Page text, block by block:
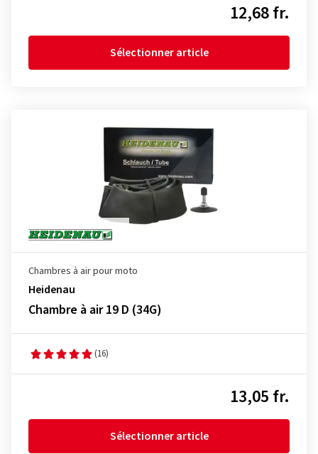
12,68 fr.
Sélectionner article
Chambres à air pour moto
Heidenau
Chambre à air 19 D (34G)
(16)
13,05 fr.
Sélectionner article